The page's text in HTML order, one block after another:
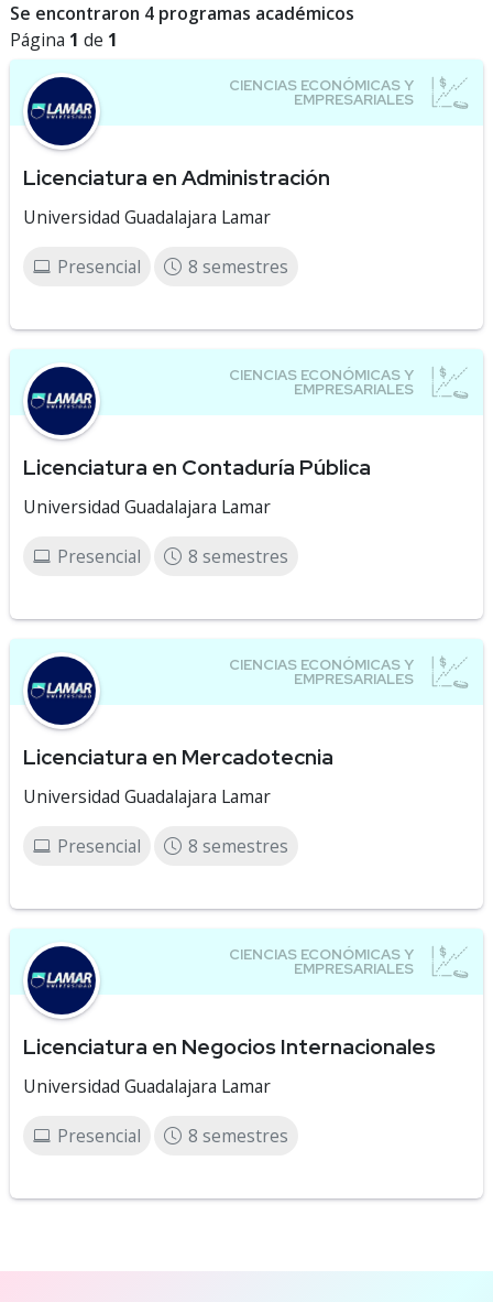
Se encontraron 4 programas académicos
Página 1 de 1
Licenciatura en Administración
Universidad Guadalajara Lamar
Presencial 8 semestres
Licenciatura en Contaduría Pública
Universidad Guadalajara Lamar
Presencial 8 semestres
Licenciatura en Mercadotecnia
Universidad Guadalajara Lamar
Presencial 8 semestres
Licenciatura en Negocios Internacionales
Universidad Guadalajara Lamar
Presencial 8 semestres